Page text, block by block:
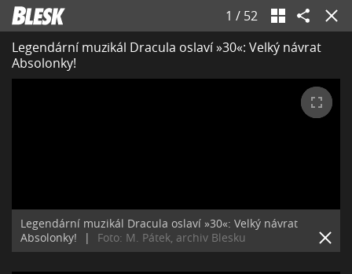
1 / 52
Legendární muzikál Dracula oslaví »30«: Velký návrat
Absolonky!
Legendární muzikál Dracula oslaví »30«: Velký návrat
Absolonky!
| Foto: M. Pátek, archiv Blesku